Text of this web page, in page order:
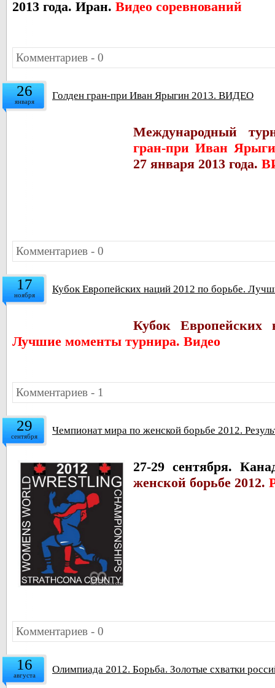
2013 года. Иран. Видео соревнований
Комментариев - 0
26
января Голден гран-при Иван Ярыгин 2013. ВИДЕО
Международный
гран-при Иван
27 января 2013 года.
Комментариев - 0
17
ноября Кубок Европейских наций 2012 по борьбе.
Кубок Европейских
Лучшие моменты турнира. Видео
Комментариев - 1
29
сентября Чемпионат мира по женской борьбе 2012.
27-29 cентября.
женской борьбе 2012.
Комментариев - 0
16
августа Олимпиада 2012. Борьба. Золотые схватки